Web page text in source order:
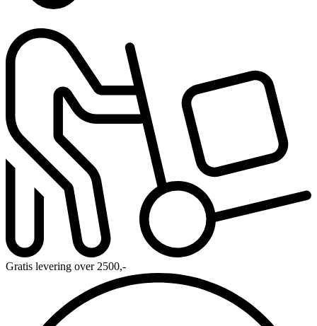
Gratis levering over 2500,-